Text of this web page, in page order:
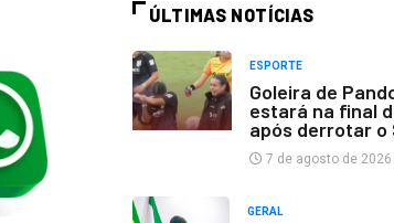
ÚLTIMAS NOTÍCIAS
ESPORTE
Goleira de
estará na final
após derrotar o
7 de agosto de 2026
GERAL